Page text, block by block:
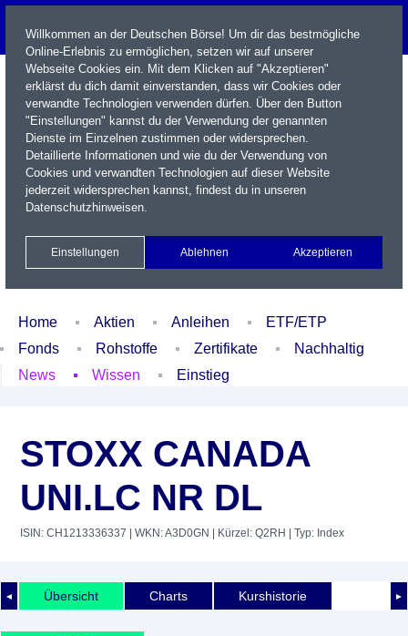
Name / WKN / ISIN / Kürzel
Xetra Realtime
Watchlist Portfolio Login
Home Aktien Anleihen
ETF/ETP
Fonds
Rohstoffe Zertifikate
Nachhaltig
News
Wissen Einstieg
STOXX CANADA
UNI.LC NR DL
ISIN: CH1213336337 | WKN: A3D0GN | Kürzel: Q2RH | Typ: Index
◄ ►
Übersicht Charts Kurshistorie
Willkommen an der Deutschen Börse! Um dir das bestmögliche
Online-Erlebnis zu ermöglichen, setzen wir auf unserer
Webseite Cookies ein. Mit dem Klicken auf "Akzeptieren"
erklärst du dich damit einverstanden, dass wir Cookies oder
verwandte Technologien verwenden dürfen. Über den Button
"Einstellungen" kannst du der Verwendung der genannten
Dienste im Einzelnen zustimmen oder widersprechen.
Detaillierte Informationen und wie du der Verwendung von
Cookies und verwandten Technologien auf dieser Website
jederzeit widersprechen kannst, findest du in unseren
Datenschutzhinweisen.
Einstellungen Ablehnen Akzeptieren